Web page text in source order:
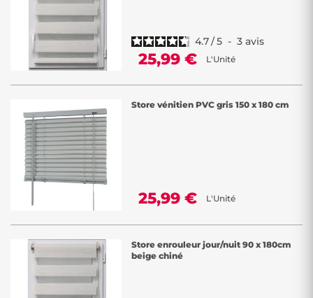
4.7/5 - 3 avis
25,99 € L'Unité
Store vénitien PVC gris 150 x 180 cm
25,99 € L'Unité
Store enrouleur jour/nuit 90 x 180cm
beige chiné